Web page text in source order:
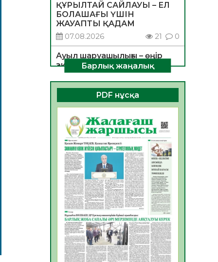
ҚҰРЫЛТАЙ САЙЛАУЫ – ЕЛ
БОЛАШАҒЫ ҮШІН
ЖАУАПТЫ ҚАДАМ
07.08.2026
21 0
Ауыл шаруашылығы – өңір
экономикасының негізгі
тірегі
06.08.2026
31 0
ҚОҒАМДЫҚ БЕЛСЕНДІЛІК –
ЕЛ ДАМУЫНЫҢ НЕГІЗІ
06.08.2026
30
ҚҰРЫЛТАЙ САЙЛАУЫ –
БОЛАШАҚҚА БАСТАР
ЖАУАПТЫ ТАҢДАУ
06.08.2026
32
Инфекциялық ауруларға
қарсы иммундау
жұмыстарының тиімділігі
06.08.2026
33
Көкжөтел ауруы туралы
Барлық жаңалық
PDF нұсқа